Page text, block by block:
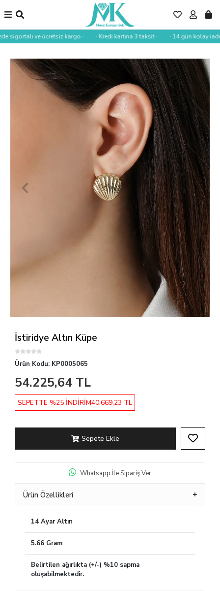
sigortalı ve ücretsiz kargo · · Kredi kartına 3 taksit · · 14 gün kolay iade
İstiridye Altın Küpe
Ürün Kodu: KP0005065
54.225,64 TL
SEPETTE %25 İNDİRİM40.669,23 TL
Sepete Ekle
Whatsapp İle Sipariş Ver
Ürün Özellikleri
14 Ayar Altın
5.66 Gram
Belirtilen ağırlıkta (+/-) %10 sapma
oluşabilmektedir.